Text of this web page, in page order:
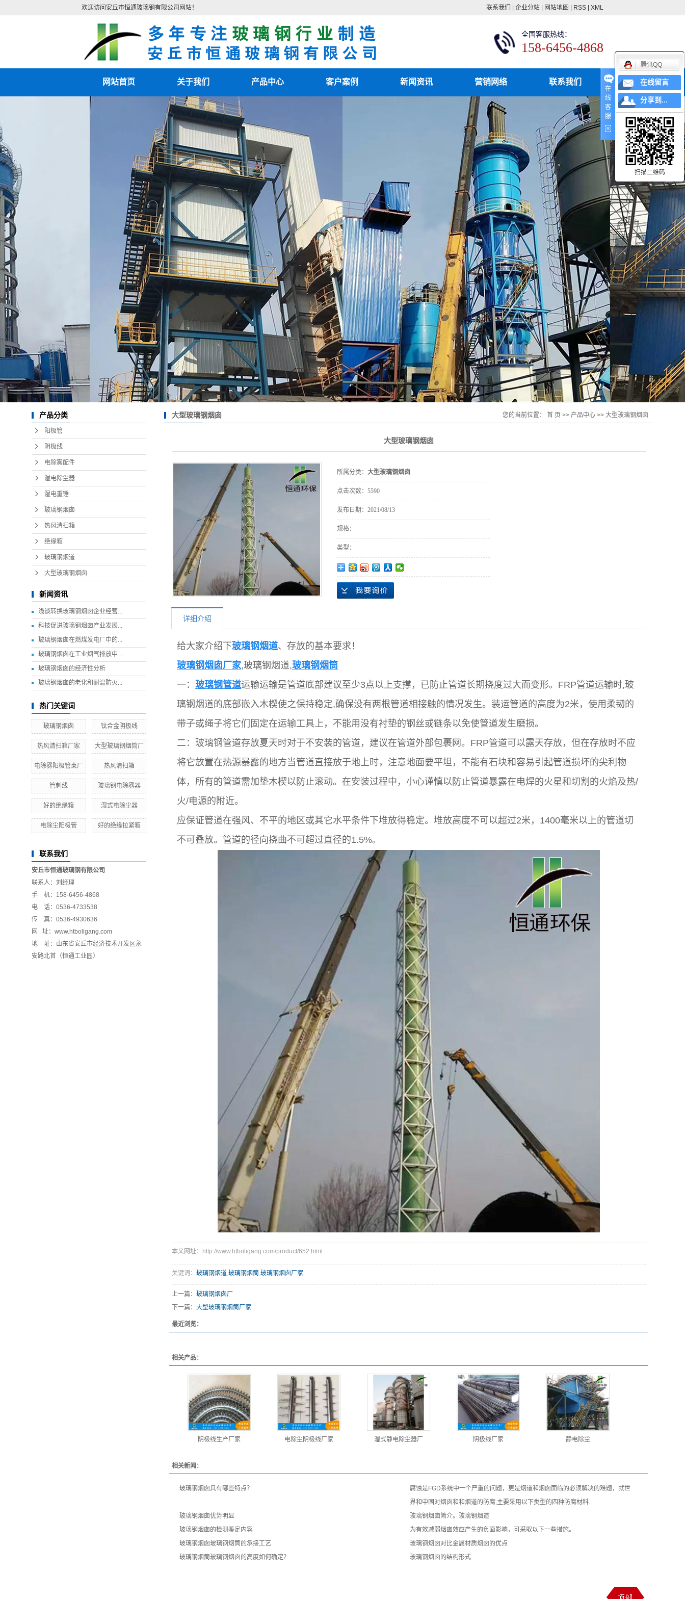
欢迎访问安丘市恒通玻璃钢有限公司网站！ 联系我们 企业分站 网站地图 RSS XML
全国客服热线：
158-6456-4868
网站首页 关于我们
公司简介
联系我们
营业执照
产品中心
阴极线
电除雾配件
湿电除尘器
湿电重锤
玻璃钢烟囱
热风清扫箱
绝缘箱
玻璃钢烟道
大型玻璃钢烟囱
客户案例 新闻资讯 营销网络 联系我们
产品分类
阳极管
阴极线
电除雾配件
湿电除尘器
湿电重锤
玻璃钢烟囱
热风清扫箱
绝缘箱
玻璃钢烟道
大型玻璃钢烟囱
新闻资讯
浅谈转换玻璃钢烟囱企业经营...
科技促进玻璃钢烟囱产业发展...
玻璃钢烟囱在燃煤发电厂中的...
玻璃钢烟囱在工业烟气排放中...
玻璃钢烟囱的经济性分析
玻璃钢烟囱的老化和耐温防火...
热门关键词
玻璃钢烟囱 钛合金阴极线
热风清扫箱厂家 大型玻璃钢烟筒厂
电除雾阳极管束厂 热风清扫箱
管刺线 玻璃钢电除雾器
好的绝缘箱 湿式电除尘器
电除尘阳极管 好的绝缘拉紧箱
联系我们
安丘市恒通玻璃钢有限公司
联系人：刘经理
手 机：158-6456-4868
电 话：0536-4733538
传 真：0536-4930636
网 址：www.htboligang.com
地 址：山东省安丘市经济技术开发区永
安路北首（恒通工业园）
大型玻璃钢烟囱 您的当前位置： 首 页 >> 产品中心 >> 大型玻璃钢烟囱
大型玻璃钢烟囱
所属分类： 大型玻璃钢烟囱
点击次数： 5590
发布日期： 2021/08/13
规格：
类型：
详细介绍
给大家介绍下玻璃钢烟道、存放的基本要求！
玻璃钢烟囱厂家,玻璃钢烟道,玻璃钢烟筒
一： 玻璃钢管道运输运输是管道底部建议至少3点以上支撑，已防止管道长期挠度过大而变形。FRP管道运输时,玻
璃钢烟道的底部嵌入木楔使之保持稳定,确保没有两根管道相接触的情况发生。装运管道的高度为2米，使用柔韧的
带子或绳子将它们固定在运输工具上，不能用没有衬垫的钢丝或链条以免使管道发生磨损。
二：玻璃钢管道存放夏天时对于不安装的管道，建议在管道外部包裹网。FRP管道可以露天存放，但在存放时不应
将它放置在热源暴露的地方当管道直接放于地上时，注意地面要平坦，不能有石块和容易引起管道损坏的尖利物
体，所有的管道需加垫木楔以防止滚动。在安装过程中，小心谨慎以防止管道暴露在电焊的火星和切割的火焰及热/
火/电源的附近。
应保证管道在强风、不平的地区或其它水平条件下堆放得稳定。堆放高度不可以超过2米，1400毫米以上的管道切
不可叠放。管道的径向挠曲不可超过直径的1.5%。
本文网址：http://www.htboligang.com/product/652.html
关键词： 玻璃钢烟道,玻璃钢烟筒,玻璃钢烟囱厂家
上一篇： 玻璃钢烟囱厂
下一篇： 大型玻璃钢烟筒厂家
最近浏览：
相关产品：
阴极线生产厂家 电除尘阴极线厂家 湿式静电除尘器厂 阴极线厂家 静电除尘
相关新闻：
玻璃钢烟囱具有哪些特点？
腐蚀是FGD系统中一个严重的问题，更是烟道和烟囱面临的必须解决的难题，就世
界和中国对烟囱和和烟道的防腐,主要采用以下类型的四种防腐材料.
玻璃钢烟囱优势明显
玻璃钢烟囱简介。玻璃钢烟道
玻璃钢烟囱的检测鉴定内容
为有效减弱烟囱效应产生的负面影响，可采取以下一些措施。
玻璃钢烟囱玻璃钢烟筒的承接工艺
玻璃钢烟囱对比金属材质烟囱的优点
玻璃钢烟筒玻璃钢烟囱的高度如何确定？
玻璃钢烟囱的结构形式
在
线
客
服
腾讯QQ
在线留言
分享到...
扫描二维码